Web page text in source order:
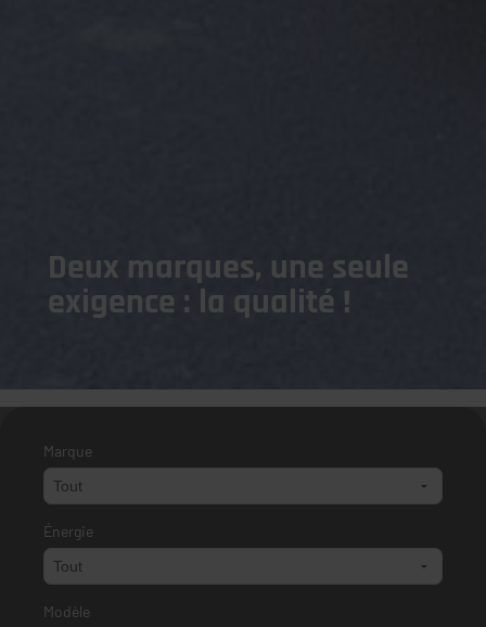
Deux marques, une seule
exigence : la qualité !
Marque
Énergie
Modèle